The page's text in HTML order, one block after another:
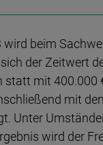
wird beim
der Zeit­wert
statt mit 400.000
mit
Unter
wird der